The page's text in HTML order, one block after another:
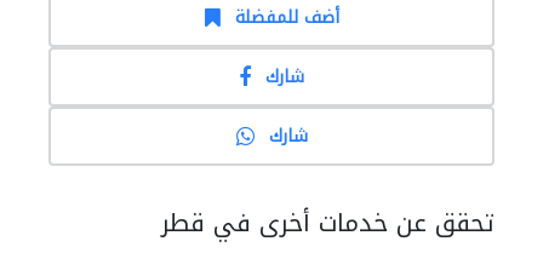
أضف للمفضلة
شارك
شارك
تحقق عن خدمات أخرى في قطر